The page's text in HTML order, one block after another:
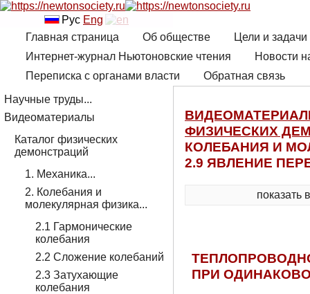
Рус Eng
Главная страница
Об обществе
Цели и
Интернет-журнал Ньютоновские чтения
Новости
Переписка с органами власти
Обратная связь
ФИЗИЧЕСКИХ
КОЛЕБАНИЯ И
2.9 ЯВЛЕНИЕ
показать
ПРИ
Научные труды...
Видеоматериалы
Каталог физических
демонстраций
1. Механика...
2. Колебания и
молекулярная физика...
2.1 Гармонические
колебания
2.2 Сложение колебаний
2.3 Затухающие
колебания